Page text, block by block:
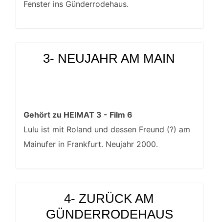
Fenster ins Günderrodehaus.
3- NEUJAHR AM MAIN
Gehört zu HEIMAT 3 - Film 6
Lulu ist mit Roland und dessen Freund (?) am
Mainufer in Frankfurt. Neujahr 2000.
4- ZURÜCK AM
GÜNDERRODEHAUS